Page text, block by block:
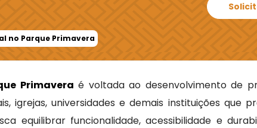
no Parque Primavera
Primavera é voltada ao desenvolvimento de
igrejas, universidades e demais instituições que
equilibrar funcionalidade, acessibilidade e